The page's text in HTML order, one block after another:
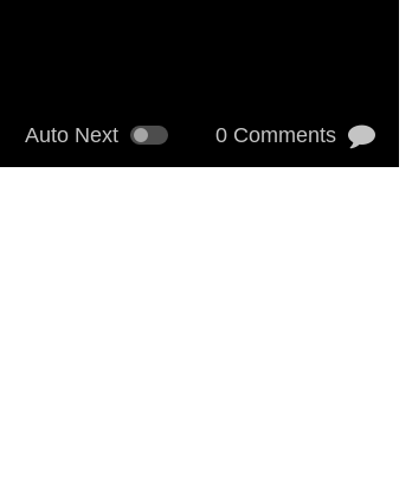
Auto Next 0 Comments